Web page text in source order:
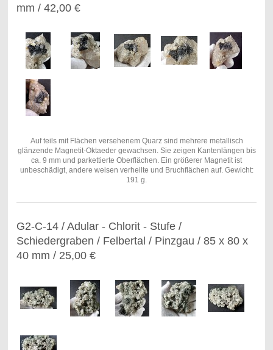
mm / 42,00 €
Auf teils mit Flächen versehenem Quarz sind mehrere metallisch
glänzende Magnetit-Oktaeder gewachsen. Sie zeigen Kantenlängen bis
ca. 9 mm und parkettierte Oberflächen. Ein größerer Magnetit ist
unbeschädigt, andere weisen verheilte und Bruchflächen auf. Gewicht:
191 g.
G2-C-14 / Adular - Chlorit - Stufe /
Schiedergraben / Felbertal / Pinzgau / 85 x 80 x
40 mm / 25,00 €